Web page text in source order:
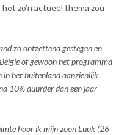
zo’n actueel thema zou
zo ontzettend gestegen en
of gewoon het programma
het buitenland aanzienlijk
10% duurder dan een jaar
hoor ik mijn zoon Luuk (26